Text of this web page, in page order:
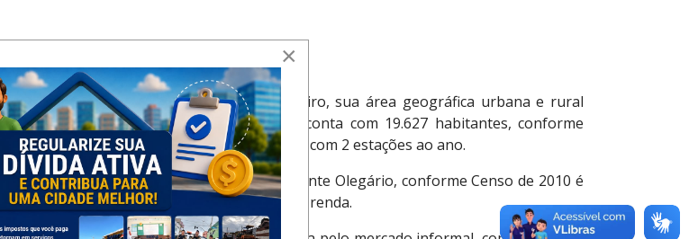
Olegário situa-se no Noroeste Mineiro, sua área geográfica urbana e rural
e conforme dados do Censo de 2000, conta com 19.627 habitantes, conforme
O nosso clima é Tropical quente-húmido com 2 estações ao ano.
Humano Municipal (IDH) de Presidente Olegário, conforme Censo de 2010 é
no setor da educação, longevidade e renda.
×